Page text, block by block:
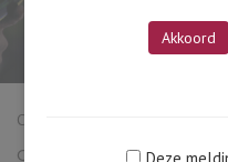
Champagne & Bubbels
Over Champagne zijn
Akkoord